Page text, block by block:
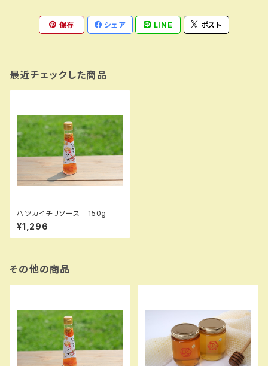
保存 シェア LINE ポスト
最近チェックした商品
ハツカイチリソース 150g
¥1,296
その他の商品